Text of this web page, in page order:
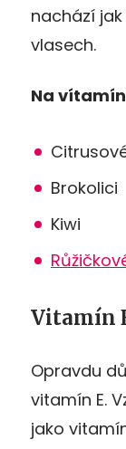
nachází
vlasech.
Na
Brokolici
Kiwi
Vitamín
Opravdu
vitamín E.
jako